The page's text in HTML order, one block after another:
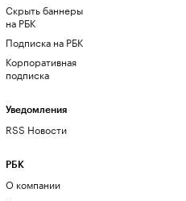
Скрыть баннеры
на РБК
Подписка на РБК
Корпоративная
подписка
Уведомления
RSS Новости
РБК
О компании